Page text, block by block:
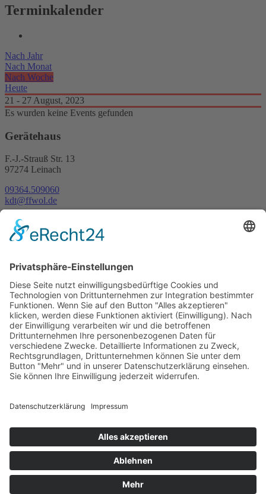
Terminkalender
Nach Jahr
Nach Monat
Nach Woche
Heute
21 - 27 August, 2023
Es wurden keine Events gefunden
Gerätehaus
F.-J.-Strauß Str. 13
97274 Leinach
09364.509060
kdt@ffwol.de
Kartenansicht
Im Notfall
Kontakt
Goldstraße 41
97274 Leinach
09364.8080-20
info@ff-oberleinach.de
Kontakt
Mobile Menu Toggle
Startseite
Aktive Wehr